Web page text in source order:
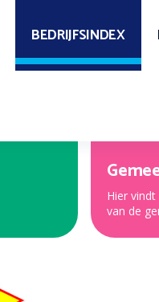
BEDRIJFSINDEX
Hier
van de